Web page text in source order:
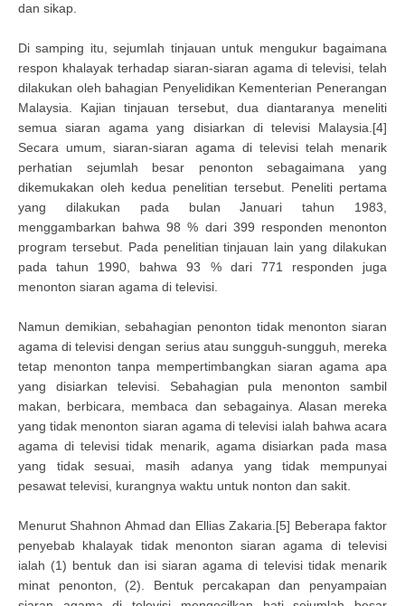
dan sikap.
Di samping itu, sejumlah tinjauan untuk mengukur bagaimana
respon khalayak terhadap siaran-siaran agama di televisi, telah
dilakukan oleh bahagian Penyelidikan Kementerian Penerangan
Malaysia. Kajian tinjauan tersebut, dua diantaranya meneliti
semua siaran agama yang disiarkan di televisi Malaysia.[4]
Secara umum, siaran-siaran agama di televisi telah menarik
perhatian sejumlah besar penonton sebagaimana yang
dikemukakan oleh kedua penelitian tersebut. Peneliti pertama
yang dilakukan pada bulan Januari tahun 1983,
menggambarkan bahwa 98 % dari 399 responden menonton
program tersebut. Pada penelitian tinjauan lain yang dilakukan
pada tahun 1990, bahwa 93 % dari 771 responden juga
menonton siaran agama di televisi.
Namun demikian, sebahagian penonton tidak menonton siaran
agama di televisi dengan serius atau sungguh-sungguh, mereka
tetap menonton tanpa mempertimbangkan siaran agama apa
yang disiarkan televisi. Sebahagian pula menonton sambil
makan, berbicara, membaca dan sebagainya. Alasan mereka
yang tidak menonton siaran agama di televisi ialah bahwa acara
agama di televisi tidak menarik, agama disiarkan pada masa
yang tidak sesuai, masih adanya yang tidak mempunyai
pesawat televisi, kurangnya waktu untuk nonton dan sakit.
Menurut Shahnon Ahmad dan Ellias Zakaria.[5] Beberapa faktor
penyebab khalayak tidak menonton siaran agama di televisi
ialah (1) bentuk dan isi siaran agama di televisi tidak menarik
minat penonton, (2). Bentuk percakapan dan penyampaian